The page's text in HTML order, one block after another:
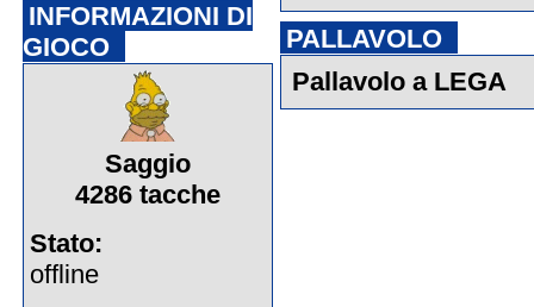
INFORMAZIONI DI
GIOCO
Saggio
4286 tacche
Stato:
offline
PALLAVOLO
Pallavolo a LEGA